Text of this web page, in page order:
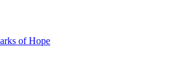
of Hope